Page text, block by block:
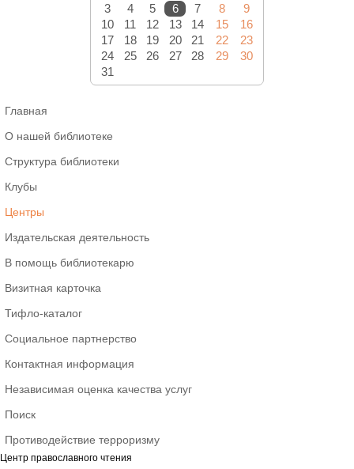
3
4 5 6 7 8
9
10
11 12 13 14 15
16
17
18 19 20 21 22
23
24
25 26 27 28 29
30
31
Главная
О нашей библиотеке
Структура библиотеки
Клубы
Центры
Издательская деятельность
В помощь библиотекарю
Визитная карточка
Тифло-каталог
Социальное партнерство
Контактная информация
Независимая оценка качества услуг
Поиск
Противодействие терроризму
Центр православного чтения